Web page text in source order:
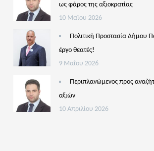
ως φάρος της αξιοκρατίας
10 Μαΐου 2026
Πολιτική Προστασία Δήμου
έργο θεατές!
9 Μαΐου 2026
Περιπλανώμενος προς
αξιών
10 Απριλίου 2026